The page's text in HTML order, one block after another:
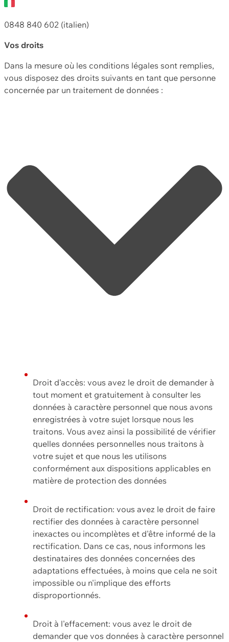
0848 840 602 (italien)
Vos droits
Dans la mesure où les conditions légales sont remplies,
vous disposez des droits suivants en tant que personne
concernée par un traitement de données :
Droit d'accès: vous avez le droit de demander à
tout moment et gratuitement à consulter les
données à caractère personnel que nous avons
enregistrées à votre sujet lorsque nous les
traitons. Vous avez ainsi la possibilité de vérifier
quelles données personnelles nous traitons à
votre sujet et que nous les utilisons
conformément aux dispositions applicables en
matière de protection des données
Droit de rectification: vous avez le droit de faire
rectifier des données à caractère personnel
inexactes ou incomplètes et d'être informé de la
rectification. Dans ce cas, nous informons les
destinataires des données concernées des
adaptations effectuées, à moins que cela ne soit
impossible ou n'implique des efforts
disproportionnés.
Droit à l'effacement: vous avez le droit de
demander que vos données à caractère personnel